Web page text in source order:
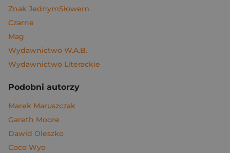
Znak JednymSłowem
Czarne
Mag
Wydawnictwo W.A.B.
Wydawnictwo Literackie
Podobni autorzy
Marek Maruszczak
Gareth Moore
Dawid Oleszko
Coco Wyo